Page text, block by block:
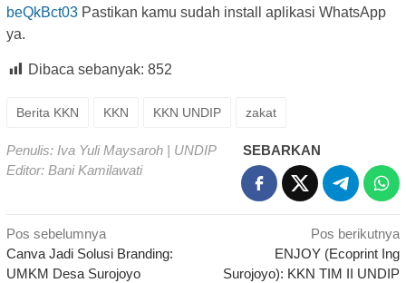
beQkBct03 Pastikan kamu sudah install aplikasi WhatsApp
ya.
Dibaca sebanyak: 852
Berita KKN KKN KKN UNDIP zakat
Penulis: Iva Yuli Maysaroh | UNDIP
Editor: Bani Kamilawati
SEBARKAN
Navigasi
pos
Pos sebelumnya
Canva Jadi Solusi Branding:
UMKM Desa Surojoyo
Pos berikutnya
ENJOY (Ecoprint Ing
Surojoyo): KKN TIM II UNDIP